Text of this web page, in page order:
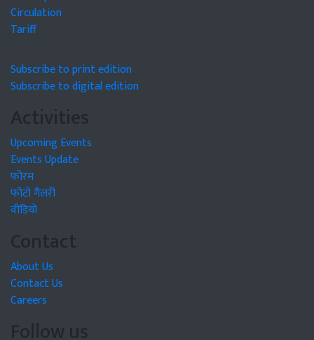
Circulation
Tariff
Subscribe to print edition
Subscribe to digital edition
Activities
Upcoming Events
Events Update
फोरम
फोटो गैलरी
वीडियो
Contact
About Us
Contact Us
Careers
Follow us